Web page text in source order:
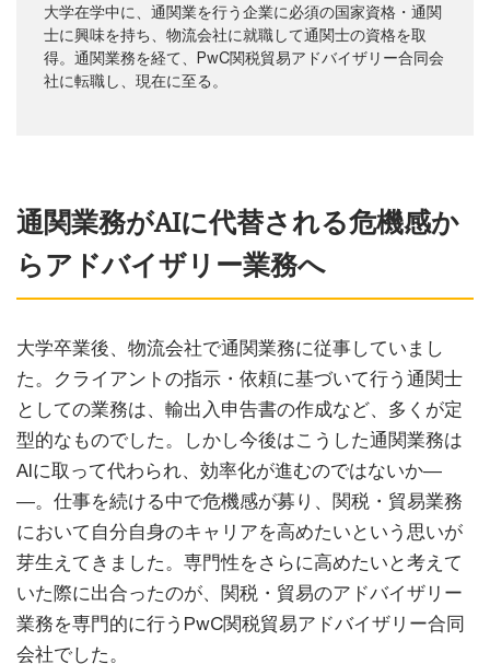
大学在学中に、通関業を行う企業に必須の国家資格・通関
士に興味を持ち、物流会社に就職して通関士の資格を取
得。通関業務を経て、PwC関税貿易アドバイザリー合同会
社に転職し、現在に至る。
通関業務がAIに代替される危機感か
らアドバイザリー業務へ
大学卒業後、物流会社で通関業務に従事していまし
た。クライアントの指示・依頼に基づいて行う通関士
としての業務は、輸出入申告書の作成など、多くが定
型的なものでした。しかし今後はこうした通関業務は
AIに取って代わられ、効率化が進むのではないか―
―。仕事を続ける中で危機感が募り、関税・貿易業務
において自分自身のキャリアを高めたいという思いが
芽生えてきました。専門性をさらに高めたいと考えて
いた際に出合ったのが、関税・貿易のアドバイザリー
業務を専門的に行うPwC関税貿易アドバイザリー合同
会社でした。